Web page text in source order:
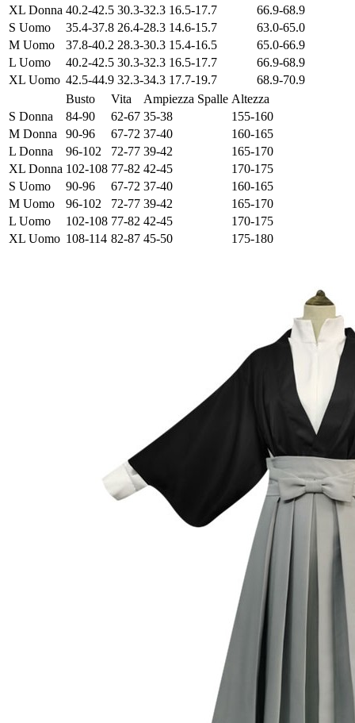
XL Donna 40.2-42.5 30.3-32.3 16.5-17.7
66.9-68.9
S Uomo
35.4-37.8 26.4-28.3 14.6-15.7
63.0-65.0
M Uomo
37.8-40.2 28.3-30.3 15.4-16.5
65.0-66.9
L Uomo
40.2-42.5 30.3-32.3 16.5-17.7
66.9-68.9
XL Uomo 42.5-44.9 32.3-34.3 17.7-19.7
68.9-70.9
Busto
Vita Ampiezza Spalle Altezza
S Donna
84-90 62-67 35-38
155-160
M Donna
90-96 67-72 37-40
160-165
L Donna
96-102 72-77 39-42
165-170
XL Donna 102-108 77-82 42-45
170-175
S Uomo
90-96 67-72 37-40
160-165
M Uomo
96-102 72-77 39-42
165-170
L Uomo
102-108 77-82 42-45
170-175
XL Uomo 108-114 82-87 45-50 175-180